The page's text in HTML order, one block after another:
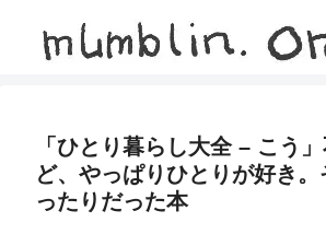
「ひとり暮らし大全 – こう
ど、やっぱりひとりが好き
ったりだった本